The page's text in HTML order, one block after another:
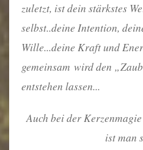
zuletzt, ist dein stärkstes
selbst..deine Intention,
Wille...deine Kraft und
gemeinsam wird den
entstehen lassen...
Auch bei der
ist man